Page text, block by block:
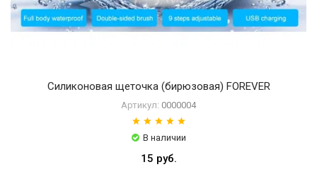
Силиконовая щеточка (бирюзовая) FOREVER
Артикул: 0000004
В наличии
15 руб.